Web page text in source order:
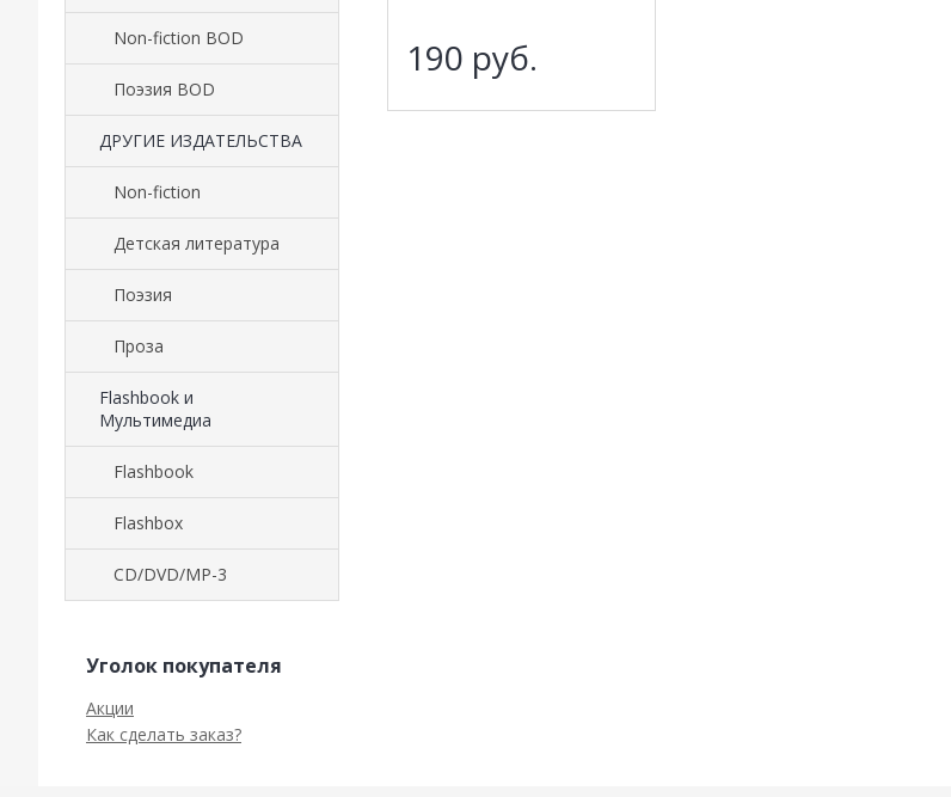
Non-fiction BOD
Поэзия BOD
ДРУГИЕ ИЗДАТЕЛЬСТВА
Non-fiction
Детская литература
Поэзия
Проза
Flashbook и
Мультимедиа
Flashbook
Flashbox
CD/DVD/MP-3
Уголок покупателя
Акции
Как сделать заказ?
190 руб.